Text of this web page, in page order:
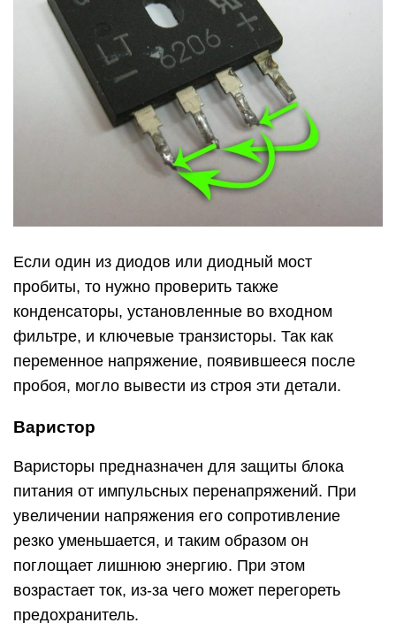
Если один из диодов или диодный мост
пробиты, то нужно проверить также
конденсаторы, установленные во входном
фильтре, и ключевые транзисторы. Так как
переменное напряжение, появившееся после
пробоя, могло вывести из строя эти детали.
Варистор
Варисторы предназначен для защиты блока
питания от импульсных перенапряжений. При
увеличении напряжения его сопротивление
резко уменьшается, и таким образом он
поглощает лишнюю энергию. При этом
возрастает ток, из-за чего может перегореть
предохранитель.